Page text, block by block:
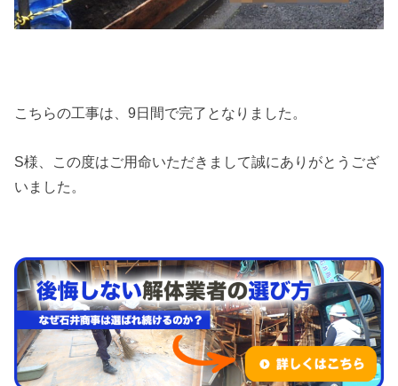
こちらの工事は、9日間で完了となりました。
S様、この度はご用命いただきまして誠にありがとうござ
いました。